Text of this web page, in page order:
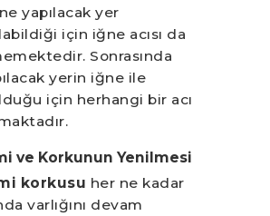
yapılacak yer
için iğne acısı da
Sonrasında
yerin iğne ile
için herhangi bir acı
ve Korkunun Yenilmesi
korkusu her ne kadar
varlığını devam